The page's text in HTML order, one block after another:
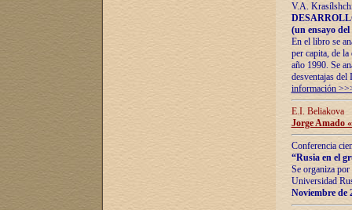
V.A.
(un ensayo
En el libro se
per capita, de
año 1990. Se
desventajas
información
E.I. Beliakova
Jorge Amado
Conferencia
“Rusia en el
Se organiza
Universidad
Noviembre de